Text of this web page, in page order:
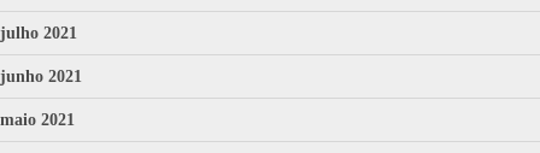
julho 2021
junho 2021
maio 2021